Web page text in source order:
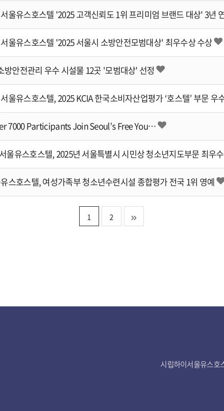
울유스호스텔 '2025 고객신뢰도 1위 프리미엄 브랜드 대상' 3년
울유스호스텔 '2025 서울시 소방안전모범대상' 최우수상 수상
방안전관리 우수 시설물 12곳 '모범대상' 선정
울유스호스텔, 2025 KCIA 한국소비자산업평가 ‘호스텔’ 부문 우
7000 Participants Join Seoul’s Free You…
울유스호스텔, 2025년 서울특별시 시민상 청소년지도부문 최우
스호스텔, 여성가족부 청소년수련시설 종합평가 전국 1위 영예
1 2
시립하이서울유스호